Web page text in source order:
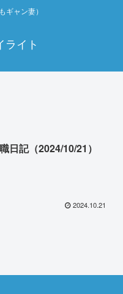
ギャン妻）
ライト
日記（2024/10/21）
2024.10.21